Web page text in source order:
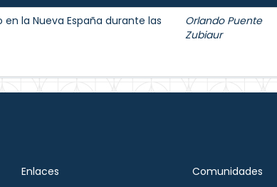
la Nueva España durante las
Orlando Puente
Zubiaur
Enlaces
Comunidades